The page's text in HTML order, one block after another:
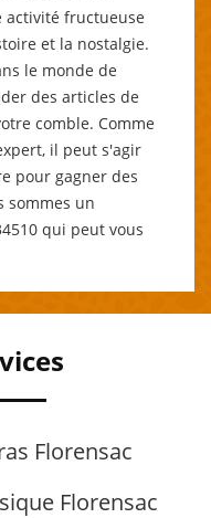
activité fructueuse
et la nostalgie.
le monde de
des articles de
comble. Comme
il peut s'agir
pour gagner des
sommes un
qui peut vous
Florensac
Florensac